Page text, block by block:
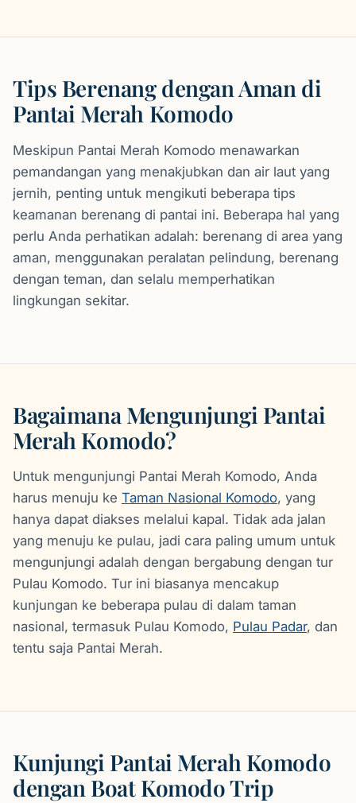
Tips Berenang dengan Aman di
Pantai Merah Komodo
Meskipun Pantai Merah Komodo menawarkan
pemandangan yang menakjubkan dan air laut yang
jernih, penting untuk mengikuti beberapa tips
keamanan berenang di pantai ini. Beberapa hal yang
perlu Anda perhatikan adalah: berenang di area yang
aman, menggunakan peralatan pelindung, berenang
dengan teman, dan selalu memperhatikan
lingkungan sekitar.
Bagaimana Mengunjungi Pantai
Merah Komodo?
Untuk mengunjungi Pantai Merah Komodo, Anda
harus menuju ke Taman Nasional Komodo, yang
hanya dapat diakses melalui kapal. Tidak ada jalan
yang menuju ke pulau, jadi cara paling umum untuk
mengunjungi adalah dengan bergabung dengan tur
Pulau Komodo. Tur ini biasanya mencakup
kunjungan ke beberapa pulau di dalam taman
nasional, termasuk Pulau Komodo, Pulau Padar, dan
tentu saja Pantai Merah.
Kunjungi Pantai Merah Komodo
dengan Boat Komodo Trip